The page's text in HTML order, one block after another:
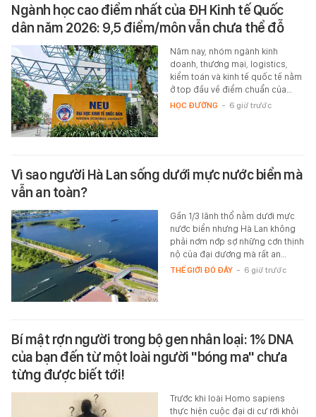
Ngành học cao điểm nhất của ĐH Kinh tế Quốc
dân năm 2026: 9,5 điểm/môn vẫn chưa thể đỗ
Năm nay, nhóm ngành kinh
doanh, thương mại, logistics,
kiểm toán và kinh tế quốc tế nằm
ở top đầu về điểm chuẩn của…
HỌC ĐƯỜNG - 6 giờ trước
Vì sao người Hà Lan sống dưới mực nước biển mà
vẫn an toàn?
Gần 1/3 lãnh thổ nằm dưới mực
nước biển nhưng Hà Lan không
phải nơm nớp sợ những cơn thịnh
nộ của đại dương mà rất an…
THẾ GIỚI ĐÓ ĐÂY - 6 giờ trước
Bí mật rợn người trong bộ gen nhân loại: 1% DNA
của bạn đến từ một loài người "bóng ma" chưa
từng được biết tới!
Trước khi loài Homo sapiens
thực hiện cuộc đại di cư rời khỏi